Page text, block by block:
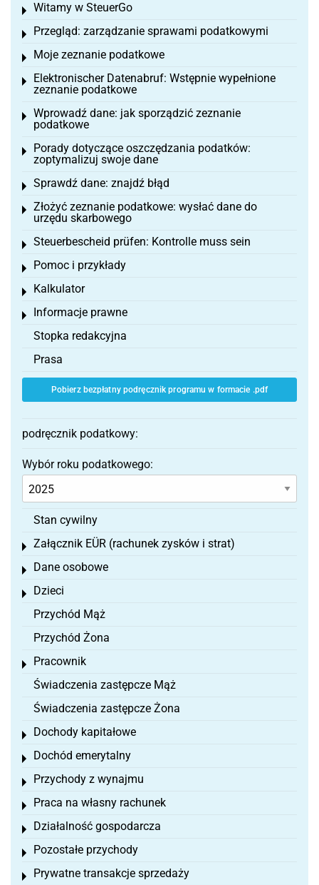
Witamy w SteuerGo
Toggle menu
Przegląd: zarządzanie sprawami podatkowymi
Toggle menu
Moje zeznanie podatkowe
Toggle menu
Elektronischer Datenabruf: Wstępnie wypełnione
zeznanie podatkowe
Toggle menu
Wprowadź dane: jak sporządzić zeznanie
podatkowe
Toggle menu
Porady dotyczące oszczędzania podatków:
zoptymalizuj swoje dane
Toggle menu
Sprawdź dane: znajdź błąd
Toggle menu
Złożyć zeznanie podatkowe: wysłać dane do
urzędu skarbowego
Toggle menu
Steuerbescheid prüfen: Kontrolle muss sein
Toggle menu
Pomoc i przykłady
Toggle menu
Kalkulator
Toggle menu
Informacje prawne
Toggle menu
Stopka redakcyjna
Prasa
Pobierz bezpłatny podręcznik programu w formacie .pdf
podręcznik podatkowy:
Wybór roku podatkowego:
Stan cywilny
Załącznik EÜR (rachunek zysków i strat)
Toggle menu
Dane osobowe
Toggle menu
Dzieci
Toggle menu
Przychód Mąż
Przychód Żona
Pracownik
Toggle menu
Świadczenia zastępcze Mąż
Świadczenia zastępcze Żona
Dochody kapitałowe
Toggle menu
Dochód emerytalny
Toggle menu
Przychody z wynajmu
Toggle menu
Praca na własny rachunek
Toggle menu
Działalność gospodarcza
Toggle menu
Pozostałe przychody
Toggle menu
Prywatne transakcje sprzedaży
Toggle menu